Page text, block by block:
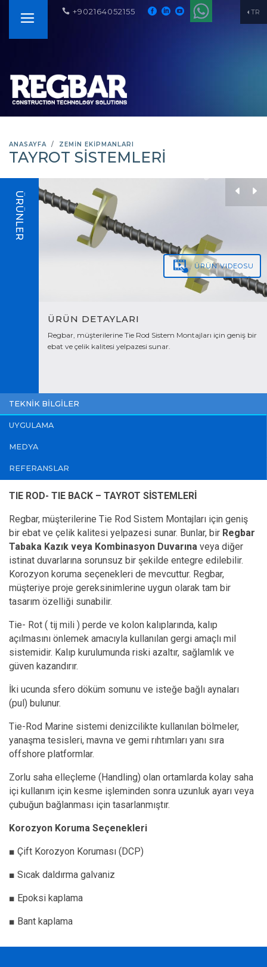
TR
+902164052155
ANASAYFA ZEMİN EKİPMANLARI
TAYROT SISTEMLERI
ÜRÜNLER
ÜRÜN DETAYLARI
Regbar, müşterilerine Tie Rod Sistem Montajları için geniş bir
ebat ve çelik kalitesi yelpazesi sunar.
ÜRÜNVIDEOSU
TEKNİK BİLGİLER
UYGULAMA
MEDYA
REFERANSLAR
TIE ROD- TIE BACK – TAYROT SİSTEMLERİ
Regbar, müşterilerine Tie Rod Sistem Montajları için geniş
bir ebat ve çelik kalitesi yelpazesi sunar. Bunlar, bir Regbar
Tabaka Kazık veya Kombinasyon Duvarına veya diğer
istinat duvarlarına sorunsuz bir şekilde entegre edilebilir.
Korozyon koruma seçenekleri de mevcuttur. Regbar,
müşteriye proje gereksinimlerine uygun olarak tam bir
tasarım özelliği sunabilir.
Tie- Rot ( tij mili ) perde ve kolon kalıplarında, kalıp
açılmasını önlemek amacıyla kullanılan gergi amaçlı mil
sistemidir. Kalıp kurulumunda riski azaltır, sağlamlık ve
güven kazandırır.
İki ucunda sfero döküm somunu ve isteğe bağlı aynaları
(pul) bulunur.
Tie-Rod Marine sistemi denizcilikte kullanılan bölmeler,
yanaşma tesisleri, mavna ve gemi rıhtımları yanı sıra
offshore platformlar.
Zorlu saha elleçleme (Handling) olan ortamlarda kolay saha
içi kullanım için kesme işleminden sonra uzunluk ayarı veya
çubuğun bağlanması için tasarlanmıştır.
Korozyon Koruma Seçenekleri
■ Çift Korozyon Koruması (DCP)
■ Sıcak daldırma galvaniz
■ Epoksi kaplama
■ Bant kaplama